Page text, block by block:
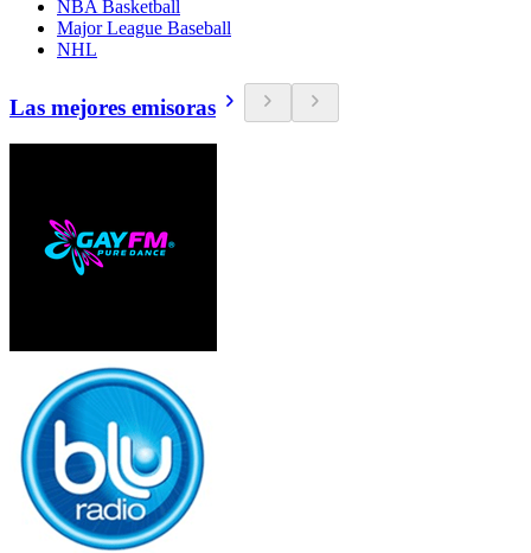
NBA Basketball
Major League Baseball
NHL
Las mejores emisoras